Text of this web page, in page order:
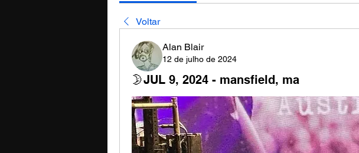
Voltar
Alan Blair
12 de julho de 2024
🌛JUL 9, 2024 - mansfield, ma